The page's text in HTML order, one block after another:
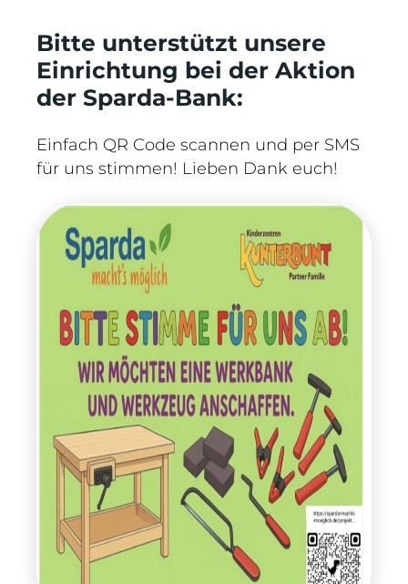
Bitte unterstützt unsere
Einrichtung bei der Aktion
der Sparda-Bank:
Einfach QR Code scannen und per SMS
für uns stimmen! Lieben Dank euch!